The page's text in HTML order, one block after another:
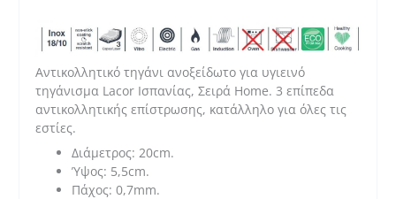
Αντικολλητικό τηγάνι ανοξείδωτο για υγιεινό
τηγάνισμα Lacor Ισπανίας, Σειρά Home. 3 επίπεδα
αντικολλητικής επίστρωσης, κατάλληλο για όλες τις
εστίες.
Διάμετρος: 20cm.
Ύψος: 5,5cm.
Πάχος: 0,7mm.